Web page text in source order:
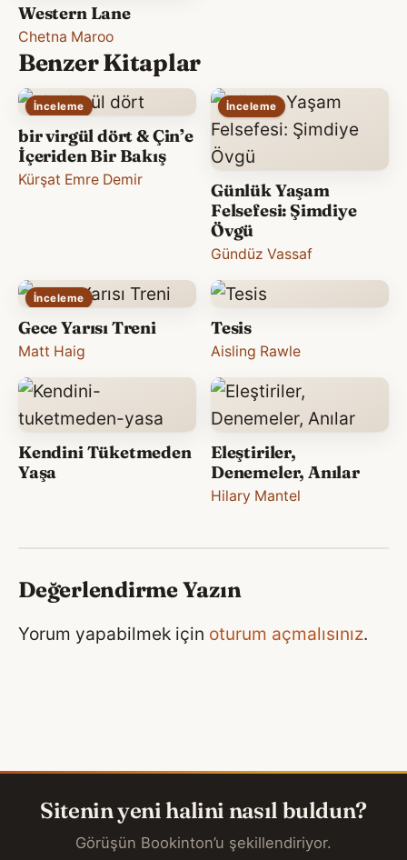
Western Lane
Chetna Maroo
Benzer Kitaplar
İnceleme
bir virgül dört & Çin’e
İçeriden Bir Bakış
Kürşat Emre Demir
İnceleme
Günlük Yaşam
Felsefesi: Şimdiye
Övgü
Gündüz Vassaf
İnceleme
Gece Yarısı Treni
Matt Haig
Tesis
Aisling Rawle
Kendini Tüketmeden
Yaşa
Eleştiriler,
Denemeler, Anılar
Hilary Mantel
Değerlendirme Yazın
Yorum yapabilmek için oturum açmalısınız.
Sitenin yeni halini nasıl buldun?
Görüşün Bookinton’u şekillendiriyor.